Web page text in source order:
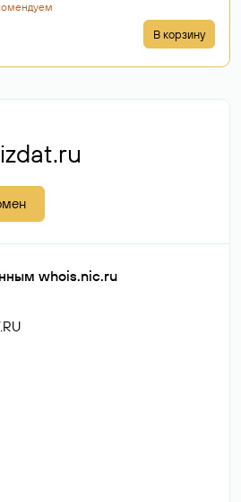
В корзину
whois.nic.ru